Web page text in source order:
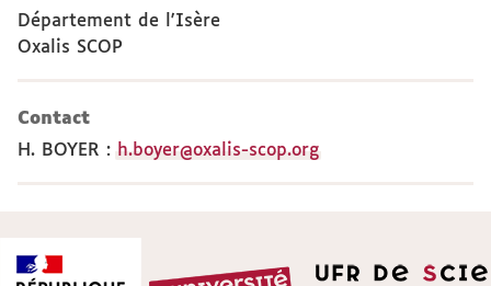
Département de l'Isère
Oxalis SCOP
Contact
H. BOYER : h.boyer@oxalis-scop.org